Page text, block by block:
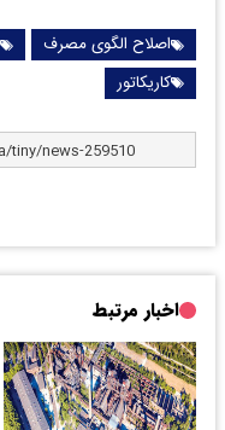
اصلاح الگوی مصرف
کاریکاتور
اخبار مرتبط